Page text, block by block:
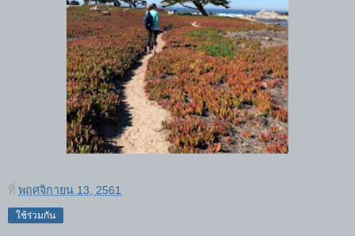
ที่ พฤศจิกายน 13, 2561
ใช้ร่วมกัน